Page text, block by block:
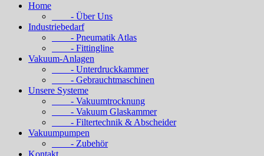
Home
- Über Uns
Industriebedarf
- Pneumatik Atlas
- Fittingline
Vakuum-Anlagen
- Unterdruckkammer
- Gebrauchtmaschinen
Unsere Systeme
- Vakuumtrocknung
- Vakuum Glaskammer
- Filtertechnik & Abscheider
Vakuumpumpen
- Zubehör
Kontakt